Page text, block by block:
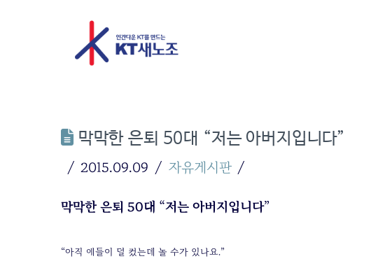
막막한 은퇴 50대 “저는 아버지입니다”
2015.09.09 자유게시판
막막한 은퇴 50대 “저는 아버지입니다”
“아직 애들이 덜 컸는데 놀 수가 있나요.”